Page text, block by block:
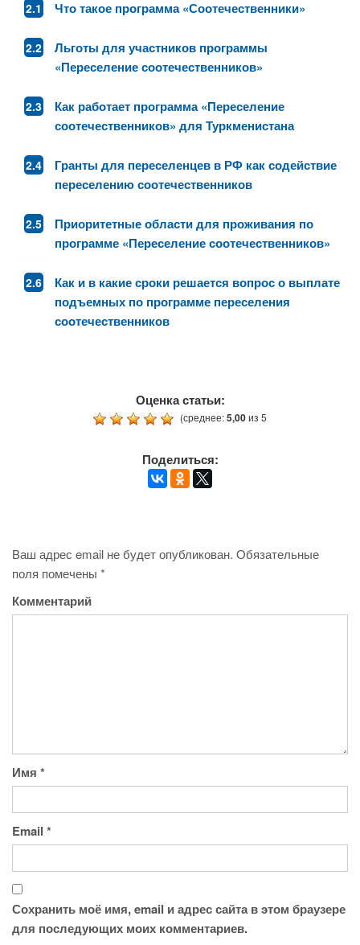
Что такое программа «Соотечественники»
Льготы для участников программы
«Переселение соотечественников»
Как работает программа «Переселение
соотечественников» для Туркменистана
Гранты для переселенцев в РФ как содействие
переселению соотечественников
Приоритетные области для проживания по
программе «Переселение соотечественников»
Как и в какие сроки решается вопрос о выплате
подъемных по программе переселения
соотечественников
Оценка статьи:
(среднее:5,00из 5
Поделиться:
Ваш адрес email не будет опубликован. Обязательные
поля помечены *
Комментарий
Имя *
Email *
Сохранить моё имя, email и адрес сайта в этом браузере
для последующих моих комментариев.